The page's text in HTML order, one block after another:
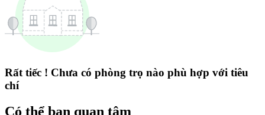
Rất tiếc ! Chưa có phòng trọ nào phù hợp với tiêu
chí
Có thể bạn quan tâm